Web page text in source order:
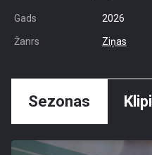
Gads 2026
Žanrs Ziņas
Sezonas Klipi